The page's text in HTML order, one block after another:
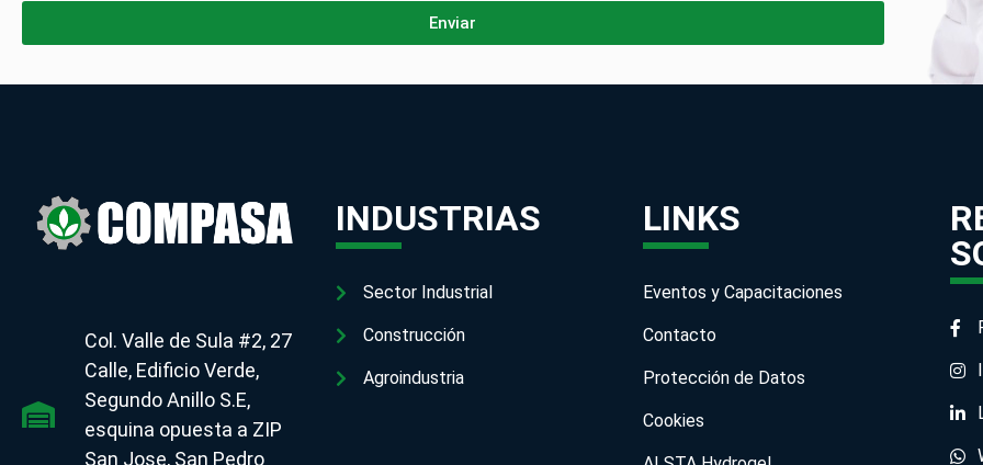
Enviar
Col. Valle de Sula #2, 27
Calle, Edificio Verde,
Segundo Anillo S.E,
esquina opuesta a ZIP
San Jose, San Pedro
INDUSTRIAS
Sector Industrial
Construcción
Agroindustria
LINKS
Eventos y Capacitaciones
Contacto
Protección de Datos
Cookies